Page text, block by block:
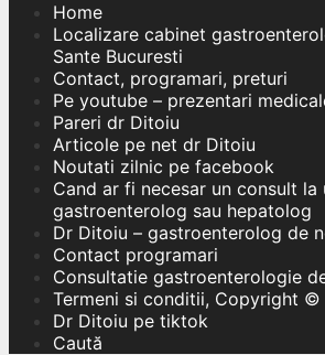
Home
Localizare cabinet
Sante Bucuresti
Contact, programari, preturi
Pe youtube – prezentari
Pareri dr Ditoiu
Articole pe net dr Ditoiu
Noutati zilnic pe facebook
Cand ar fi necesar un consult la
gastroenterolog sau hepatolog
Dr Ditoiu – gastroenterolog de
Contact programari
Consultatie gastroenterologie
Termeni si conditii, Copyright ©
Dr Ditoiu pe tiktok
Caută